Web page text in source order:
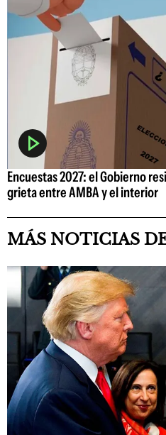
Encuestas 2027: el Gobierno
grieta entre AMBA y el interior
MÁS NOTICIAS